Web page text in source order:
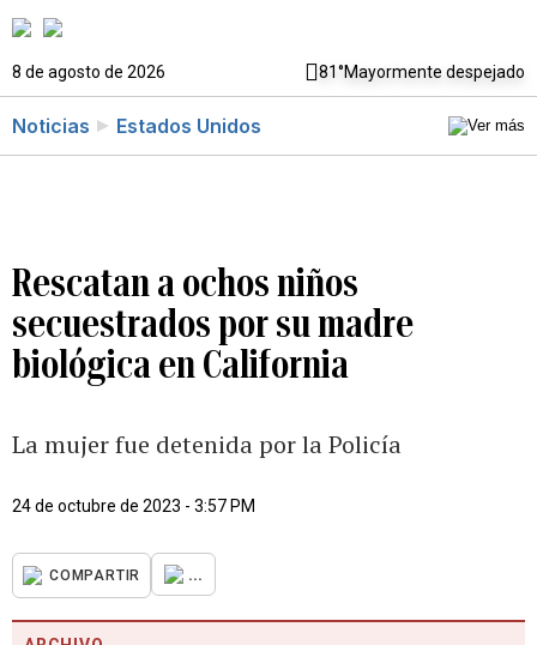
8 de agosto de 2026 81°Mayormente despejado
Noticias Estados Unidos
Rescatan a ochos niños
secuestrados por su madre
biológica en California
La mujer fue detenida por la Policía
24 de octubre de 2023 - 3:57 PM
COMPARTIR ...